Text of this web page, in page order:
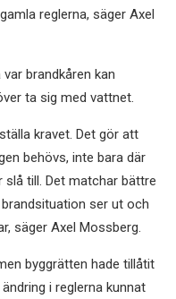
reglerna, säger Axel
brandkåren kan
ta sig med vattnet.
kravet. Det gör att
behövs, inte bara där
till. Det matchar bättre
ser ut och
säger Axel Mossberg.
byggrätten hade tillåtit
i reglerna kunnat